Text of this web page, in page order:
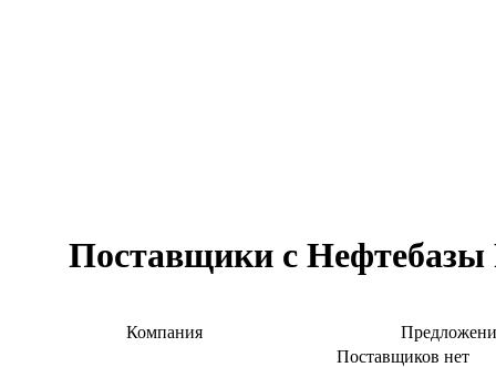
Поставщики с Нефтебазы
Компания
Поставщиков нет